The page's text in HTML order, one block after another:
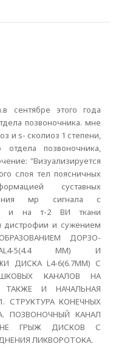
сентябре этого года
позвоночника. мне
и s- сколиоз 1 степени,
отдела позвоночника,
"Визуализируется
слоя тел поясничных
суставных
мр сигнала с
1 и на т-2 ВИ ткани
дистрофии и сужением
ДОРЗО-
5(4.4 ММ) И
ДИСКА L4-6(6.7ММ) С
КАНАЛОВ НА
ТАКЖЕ И НАЧАЛЬНАЯ
СТРУКТУРА КОНЕЧНЫХ
ПОЗВОНОЧНЫЙ КАНАЛ
ГРЫЖ ДИСКОВ С
ЛИКВОРОТОКА.